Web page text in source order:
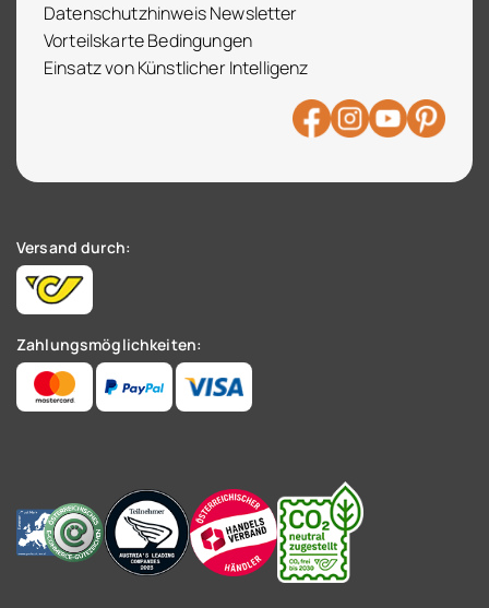
Datenschutzhinweis Newsletter
Vorteilskarte Bedingungen
Einsatz von Künstlicher Intelligenz
Versand durch:
Zahlungsmöglichkeiten: